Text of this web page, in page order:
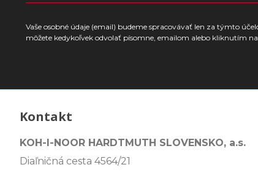
Vaše osobné údaje (email) budeme spracovávať len za týmto
môžete kedykoľvek odvolať písomne, emailom alebo kliknutím
Kontakt
KOH-I-NOOR HARDTMUTH SLOVENSKO, a.s.
Diaľničná cesta 4564/21